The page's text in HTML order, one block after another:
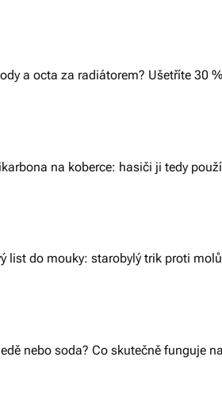
a octa za radiátorem? Ušetříte 30
na koberce: hasiči ji tedy
list do mouky: starobylý trik proti
nebo soda? Co skutečně funguje